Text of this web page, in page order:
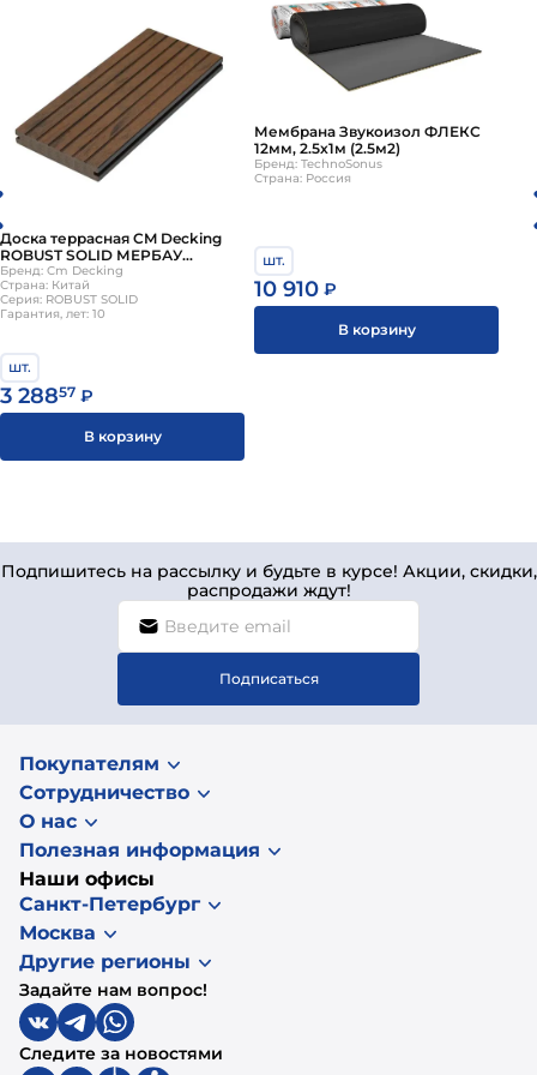
Доска террасная CM Decking
ROBUST SOLID МЕРБАУ
140х20х3000мм
Бренд: Cm Decking
Страна: Китай
Серия: ROBUST SOLID
Гарантия, лет: 10
шт.
3 28857 ₽
В корзину
Мембрана Звукоизол ФЛЕКС
12мм, 2.5х1м (2.5м2)
Бренд: TechnoSonus
Страна: Россия
шт.
10 910 ₽
В корзину
Подпишитесь на рассылку и будьте в курсе! Акции, скидки,
распродажи ждут!
Подписаться
Покупателям
Сотрудничество
О нас
Полезная информация
Наши офисы
Санкт-Петербург
Москва
Другие регионы
Задайте нам вопрос!
Следите за новостями